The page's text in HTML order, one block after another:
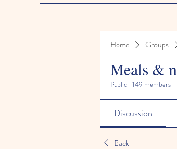
Home Groups
Meals &
Public · 149 members
Discussion
Back